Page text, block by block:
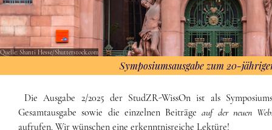
Quelle: Shanti Hesse/Shutterstock.com
Symposiumsausgabe zum 20-
Die Ausgabe 2/2025 der StudZR-WissOn ist als
Gesamtausgabe sowie die einzelnen Beiträgeauf der neuen
aufrufen. Wir wünschen eine erkenntnisreiche Lektüre!